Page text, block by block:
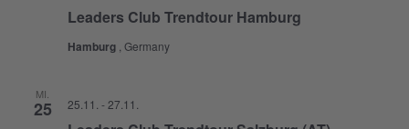
Leaders Club Trendtour Hamburg
Hamburg , Germany
MI.
25 25.11. -27.11.